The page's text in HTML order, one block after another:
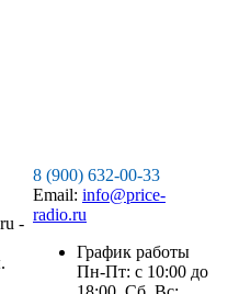
-
8 (900) 632-00-33
Email: info@price-
radio.ru
График работы
Пн-Пт: c 10:00 до